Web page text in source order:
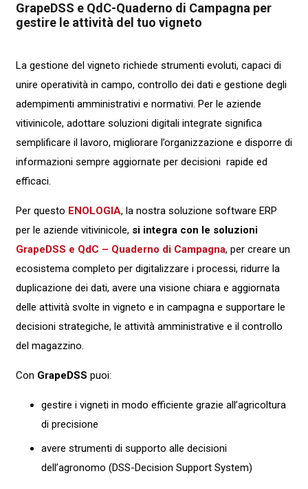
GrapeDSS e QdC-Quaderno di Campagna per
gestire le attività del tuo vigneto
La gestione del vigneto richiede strumenti evoluti, capaci di
unire operatività in campo, controllo dei dati e gestione degli
adempimenti amministrativi e normativi. Per le aziende
vitivinicole, adottare soluzioni digitali integrate significa
semplificare il lavoro, migliorare l’organizzazione e disporre di
informazioni sempre aggiornate per decisioni rapide ed
efficaci.
Per questo ENOLOGIA, la nostra soluzione software ERP
per le aziende vitivinicole, si integra con le soluzioni
GrapeDSS e QdC – Quaderno di Campagna, per creare un
ecosistema completo per digitalizzare i processi, ridurre la
duplicazione dei dati, avere una visione chiara e aggiornata
delle attività svolte in vigneto e in campagna e supportare le
decisioni strategiche, le attività amministrative e il controllo
del magazzino.
Con GrapeDSS puoi:
gestire i vigneti in modo efficiente grazie all’agricoltura
di precisione
avere strumenti di supporto alle decisioni
dell’agronomo (DSS-Decision Support System)